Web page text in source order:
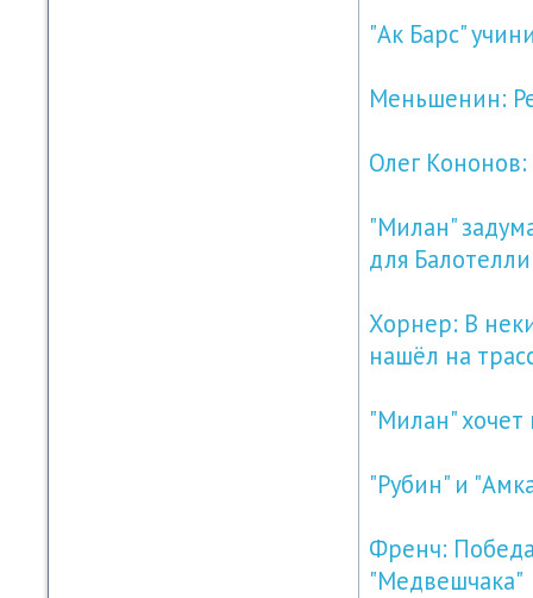
"Ак Барс"
Меньшенин:
Олег
"Милан"
для Балотелли
Хорнер: В
нашёл на
"Милан" хочет
"Рубин" и
Френч:
"Медвешчака"